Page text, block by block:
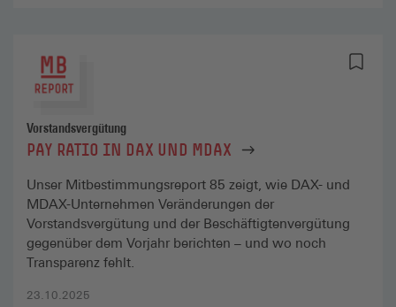
Vorstandsvergütung
PAY RATIO IN DAX UND MDAX
23.10.2025
Unser Mitbestimmungsreport 85 zeigt, wie DAX- und
MDAX-Unternehmen Veränderungen der
Vorstandsvergütung und der Beschäftigtenvergütung
gegenüber dem Vorjahr berichten – und wo noch
Transparenz fehlt.